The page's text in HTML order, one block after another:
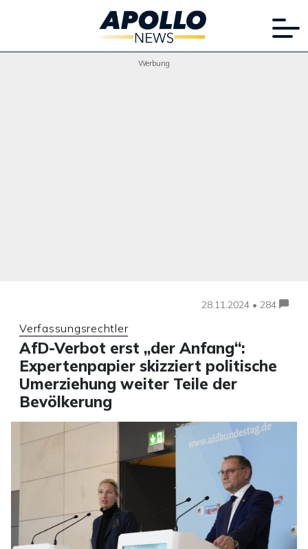
Werbung
28.11.2024 • 284
Verfassungsrechtler
AfD-Verbot erst „der Anfang“:
Expertenpapier skizziert politische
Umerziehung weiter Teile der
Bevölkerung